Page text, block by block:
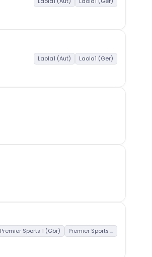
Laola1 (Aut) Laola1 (Ger)
Premier Sports 1 (Gbr) Premier Sports ...